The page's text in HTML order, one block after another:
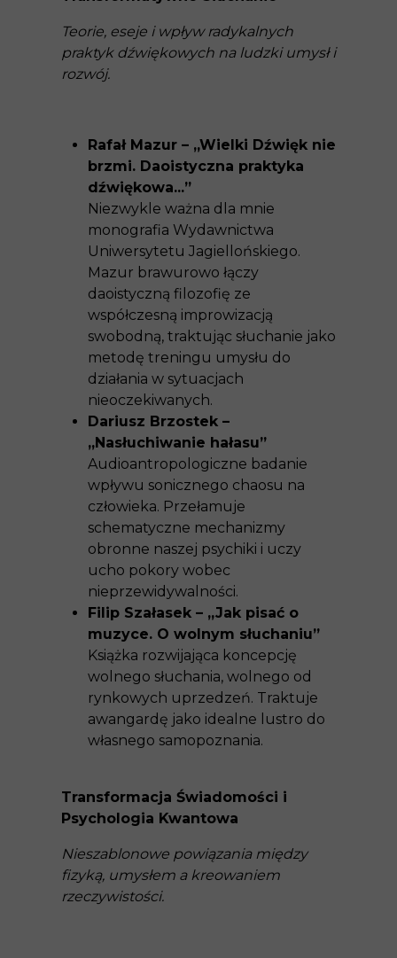
Teorie, eseje i wpływ radykalnych
praktyk dźwiękowych na ludzki umysł i
rozwój.
Rafał Mazur – „Wielki Dźwięk nie
brzmi. Daoistyczna praktyka
dźwiękowa...”
Niezwykle ważna dla mnie
monografia Wydawnictwa
Uniwersytetu Jagiellońskiego.
Mazur brawurowo łączy
daoistyczną filozofię ze
współczesną improwizacją
swobodną, traktując słuchanie jako
metodę treningu umysłu do
działania w sytuacjach
nieoczekiwanych.
Dariusz Brzostek –
„Nasłuchiwanie hałasu”
Audioantropologiczne badanie
wpływu sonicznego chaosu na
człowieka. Przełamuje
schematyczne mechanizmy
obronne naszej psychiki i uczy
ucho pokory wobec
nieprzewidywalności.
Filip Szałasek – „Jak pisać o
muzyce. O wolnym słuchaniu”
Książka rozwijająca koncepcję
wolnego słuchania, wolnego od
rynkowych uprzedzeń. Traktuje
awangardę jako idealne lustro do
własnego samopoznania.
Transformacja Świadomości i
Psychologia Kwantowa
Nieszablonowe powiązania między
fizyką, umysłem a kreowaniem
rzeczywistości.